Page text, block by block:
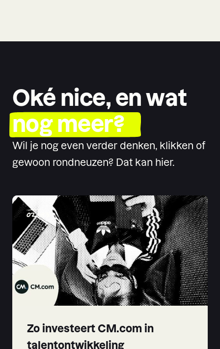
Oké nice, en wat
nog meer?
Wil je nog even verder denken, klikken of
gewoon rondneuzen? Dat kan hier.
Zo investeert CM.com in
talentontwikkeling
02-03